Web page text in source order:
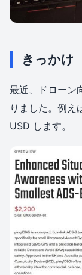
きっかけ
最近、ドローン
りました。例え
USD します。